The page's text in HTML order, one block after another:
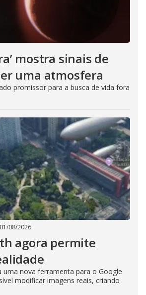
mostra sinais de
uma atmosfera
promissor para a busca de vida fora
01/08/2026
agora permite
uma nova ferramenta para o Google
modificar imagens reais, criando